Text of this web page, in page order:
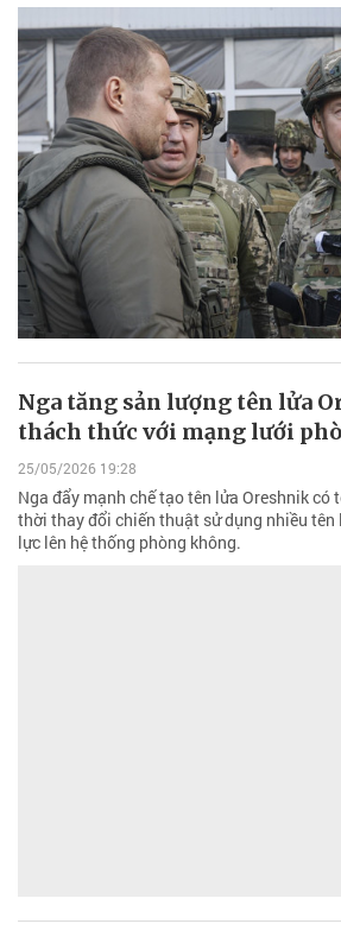
Nga tăng sản lượng tên lửa
thách thức với mạng lưới
25/05/2026 19:28
Nga đẩy mạnh chế tạo tên lửa Oreshnik có
thời thay đổi chiến thuật sử dụng nhiều tên
lực lên hệ thống phòng không.